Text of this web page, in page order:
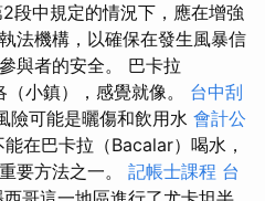
2段中規定的情況下，應在增強
法機構，以確保在發生風暴信
與者的安全。 巴卡拉
（小鎮），感覺就像。 台中刮
險可能是曬傷和飲用水 會計公
在巴卡拉（Bacalar）喝水，
要方法之一。 記帳士課程 台